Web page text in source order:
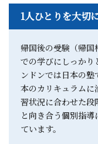
1人ひとりを大切
帰国後の受験（帰
での学びにしっか
ンドンでは日本の
本のカリキュラムに
習状況に合わせた段
と向き合う個別指
ています。